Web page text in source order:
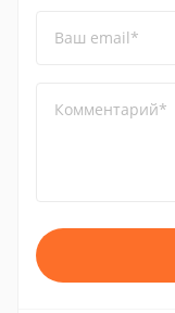
Ваш email*
Комментарий*